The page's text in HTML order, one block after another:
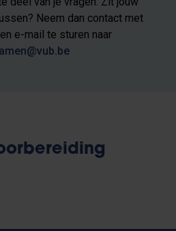
Neem dan contact met
e-mail te sturen naar